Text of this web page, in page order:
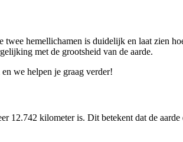
twee hemellichamen is duidelijk en laat zien
met de grootsheid van de aarde.
we helpen je graag verder!
12.742 kilometer is. Dit betekent dat de